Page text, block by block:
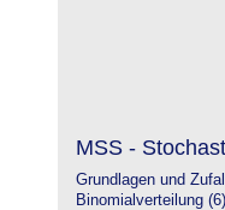
MSS -
Grundlagen und
Binomialverteilung (6)